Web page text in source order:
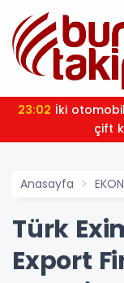
23:02
çift
Anasayfa
Türk
Export